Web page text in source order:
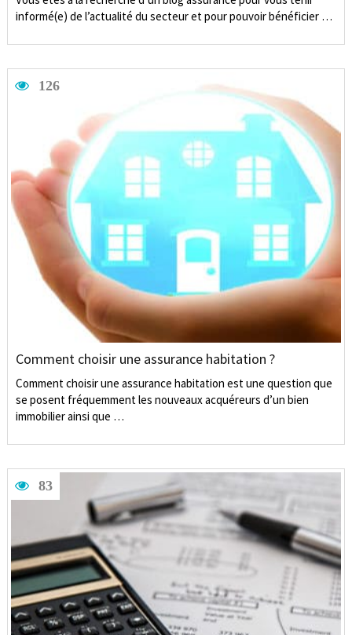
informé(e) de l’actualité du secteur et pour pouvoir bénéficier …
126
Comment choisir une assurance habitation ?
Comment choisir une assurance habitation est une question que
se posent fréquemment les nouveaux acquéreurs d’un bien
immobilier ainsi que …
83